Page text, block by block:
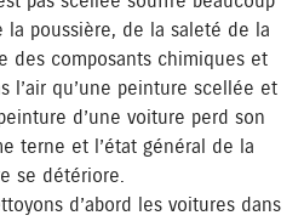
la poussière, de la saleté de la
des composants chimiques et
l’air qu’une peinture scellée et
d’une voiture perd son
terne et l’état général de la
se détériore.
d’abord les voitures dans